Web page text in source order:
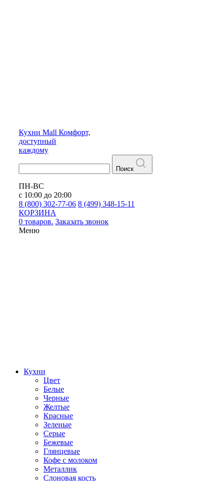
Кухни Mall Комфорт,
доступный
каждому
Поиск
ПН-ВС
с 10:00 до 20:00
8 (800) 302-77-06 8 (499) 348-15-11
КОРЗИНА
0 товаров. Заказать звонок
Меню
Кухни
Цвет
Белые
Черные
Желтые
Красные
Зеленые
Серые
Бежевые
Глянцевые
Кофе с молоком
Металлик
Слоновая кость